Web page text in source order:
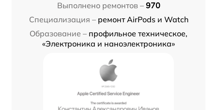
Выполнено ремонтов – 970
Специализация – ремонт AirPods и Watch
Образование – профильное техническое,
«Электроника и наноэлектроника»